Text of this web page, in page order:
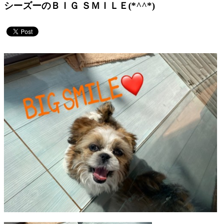
シーズーのＢＩＧ ＳＭＩＬＥ(*^^*)